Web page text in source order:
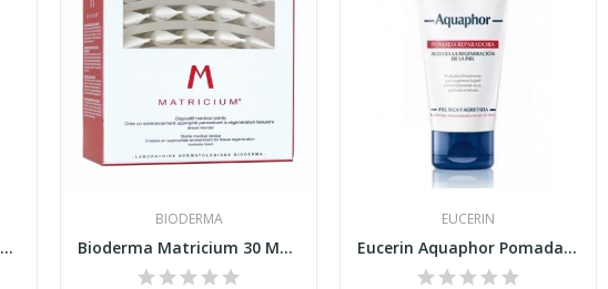
Bioderma Pigmentbio Sensitive Areas 75ml
BIODERMA
Bioderma Matricium 30 Monodosis
EUCERIN
Eucerin Aquaphor Pomada Reparadora 40ml